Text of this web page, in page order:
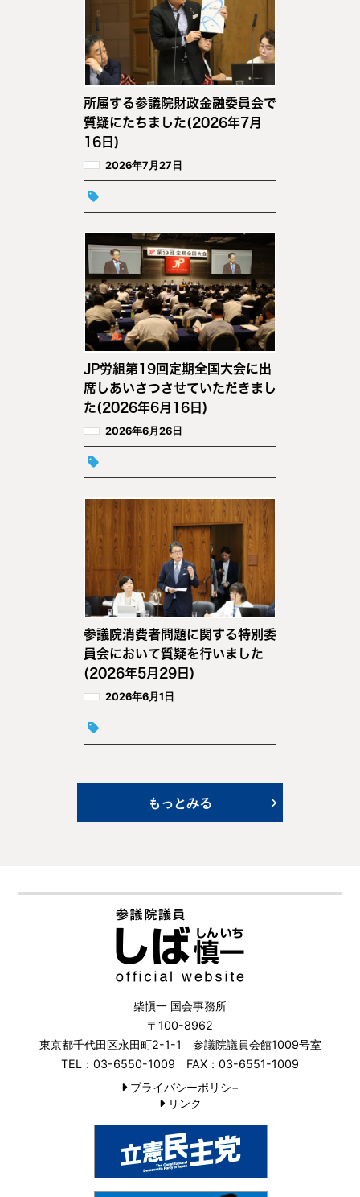
所属する参議院財政金融委員会で
質疑にたちました(2026年7月
16日)
2026年7月27日
JP労組第19回定期全国大会に出
席しあいさつさせていただきまし
た(2026年6月16日)
2026年6月26日
参議院消費者問題に関する特別委
員会において質疑を行いました
(2026年5月29日)
2026年6月1日
もっとみる
柴愼一 国会事務所
〒100-8962
東京都千代田区永田町2-1-1 参議院議員会館1009号室
TEL：03-6550-1009 FAX：03-6551-1009
プライバシーポリシ−
リンク